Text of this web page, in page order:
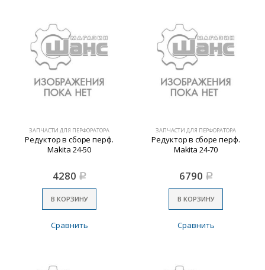
ЗАПЧАСТИ ДЛЯ ПЕРФОРАТОРА
Редуктор в сборе перф.
Makita 24-50
4280 Р
В КОРЗИНУ
Сравнить
ЗАПЧАСТИ ДЛЯ ПЕРФОРАТОРА
Редуктор в сборе перф.
Makita 24-70
6790 Р
В КОРЗИНУ
Сравнить